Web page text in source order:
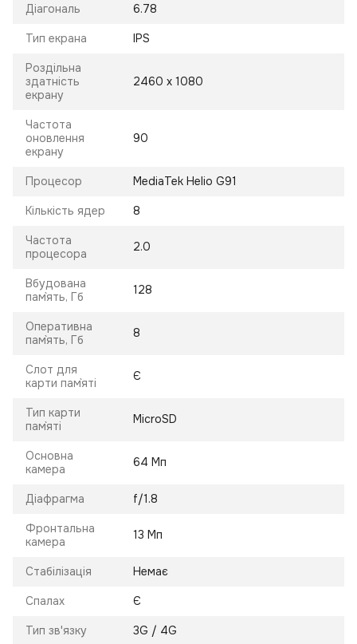
Діагональ 6.78
Тип екрана IPS
Роздільна
здатність
екрану
2460 x 1080
Частота
оновлення
екрану
90
Процесор MediaTek Helio G91
Кількість ядер 8
Частота
процесора
2.0
Вбудована
пам`ять, Гб
128
Оперативна
пам`ять, Гб
8
Слот для
карти пам`яті
Є
Тип карти
пам`яті
MicroSD
Основна
камера
64 Мп
Діафрагма f/1.8
Фронтальна
камера
13 Мп
Стабілізація Немає
Спалах Є
Тип зв'язку 3G / 4G